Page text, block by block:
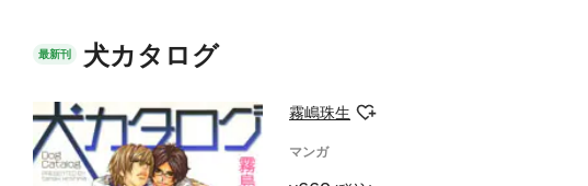
最新刊 犬カタログ
霧嶋珠生
マンガ